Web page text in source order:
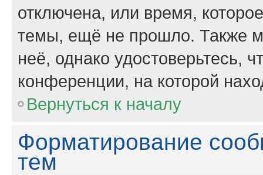
отключена, или время,
темы, ещё не прошло. Также
неё, однако удостоверьтесь,
конференции, на которой
Вернуться к началу
Форматирование
тем